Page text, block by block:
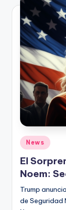
Publicado
en
News
El
Noem:
Trump
de Seguridad